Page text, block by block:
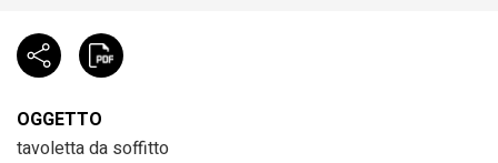
OGGETTO
tavoletta da soffitto